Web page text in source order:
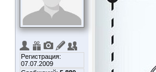
Регистрация:
07.07.2009